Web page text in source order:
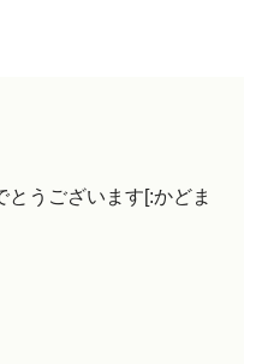
とうございます[:かどま